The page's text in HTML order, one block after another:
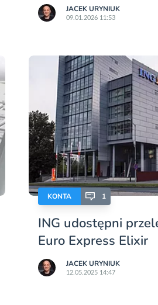
JACEK URYNIUK
09.01.2026 11:53
KONTA 1
ING udostępni
Euro Express Elixir
JACEK URYNIUK
12.05.2025 14:47